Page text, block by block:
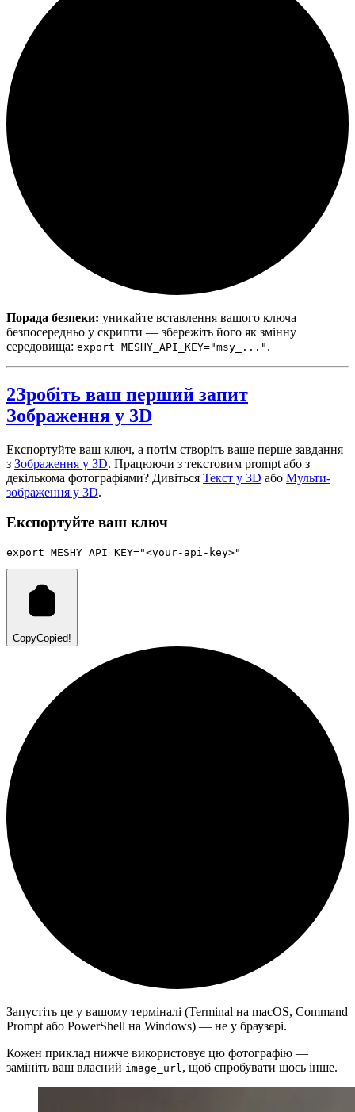
Порада безпеки: уникайте вставлення вашого ключа
безпосередньо у скрипти — збережіть його як змінну
середовища: export MESHY_API_KEY="msy_..." .
2Зробіть ваш перший запит
Зображення у 3D
Експортуйте ваш ключ, а потім створіть ваше перше завдання
з Зображення у 3D. Працюючи з текстовим prompt або з
декількома фотографіями? Дивіться Текст у 3D або Мульти-
зображення у 3D.
Експортуйте ваш ключ
export MESHY_API_KEY="<your-api-key>"
CopyCopied!
Запустіть це у вашому терміналі (Terminal на macOS, Command
Prompt або PowerShell на Windows) — не у браузері.
Кожен приклад нижче використовує цю фотографію —
замініть ваш власний image_url , щоб спробувати щось інше.